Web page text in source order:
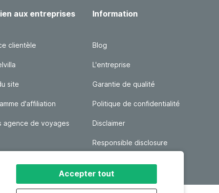
Accepter tout
aux entreprises
clientèle
site
d'affiliation
agence de voyages
Information
Blog
L'entreprise
Garantie de qualité
Politique de confidentialité
Disclaimer
Responsible disclosure